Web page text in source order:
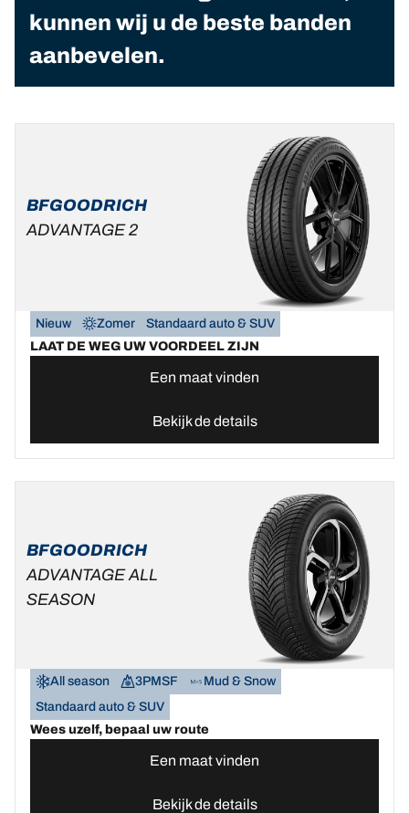
kunnen wij u de beste banden
aanbevelen.
BFGOODRICH
ADVANTAGE 2
Nieuw Zomer
Standaard auto & SUV
LAAT DE WEG UW VOORDEEL ZIJN
Een maat vinden
Bekijk de details
BFGOODRICH
ADVANTAGE ALL
SEASON
All season 3PMSF
Mud & Snow
Standaard auto & SUV
Wees uzelf, bepaal uw route
Een maat vinden
Bekijk de details